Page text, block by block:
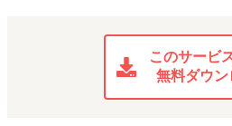
このサービ
無料ダウン